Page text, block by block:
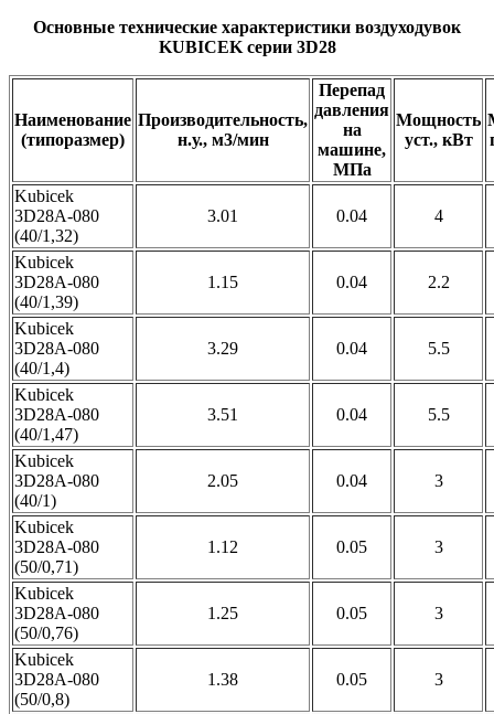
Основные технические характеристики воздуходувок
KUBICEK серии 3D28
Наименование
(типоразмер)
Производительность,
н.у., м3/мин
Перепад
давления
на
машине,
МПа
Мощность
уст., кВт
Kubicek
3D28A-080
(40/1,32)
3.01 0.04 4
Kubicek
3D28A-080
(40/1,39)
1.15 0.04 2.2
Kubicek
3D28A-080
(40/1,4)
3.29 0.04 5.5
Kubicek
3D28A-080
(40/1,47)
3.51 0.04 5.5
Kubicek
3D28A-080
(40/1)
2.05 0.04 3
Kubicek
3D28A-080
(50/0,71)
1.12 0.05 3
Kubicek
3D28A-080
(50/0,76)
1.25 0.05 3
Kubicek
3D28A-080
(50/0,8)
1.38 0.05 3